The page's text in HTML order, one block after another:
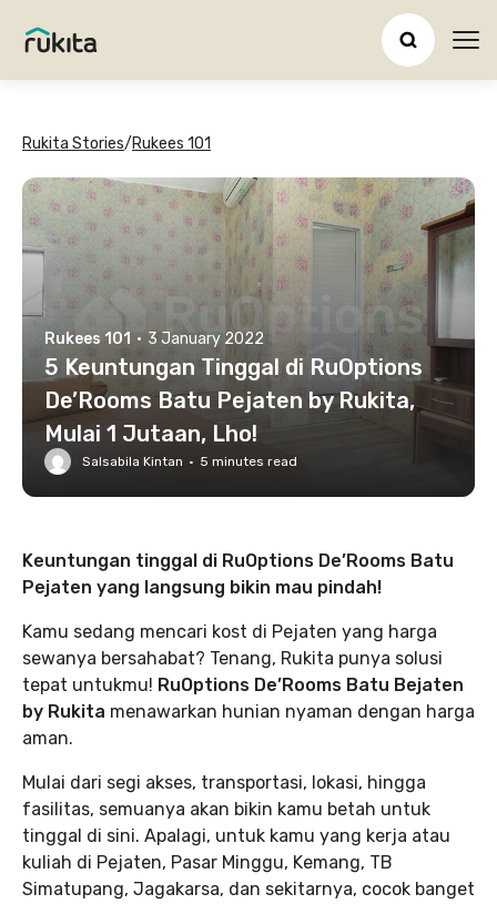
Rukita Stories/Rukees 101
Rukees 101 · 3 January 2022
5 Keuntungan Tinggal di RuOptions
De’Rooms Batu Pejaten by Rukita,
Mulai 1 Jutaan, Lho!
Salsabila Kintan · 5 minutes read
Keuntungan tinggal di RuOptions De’Rooms Batu
Pejaten yang langsung bikin mau pindah!
Kamu sedang mencari kost di Pejaten yang harga
sewanya bersahabat? Tenang, Rukita punya solusi
tepat untukmu! RuOptions De’Rooms Batu Bejaten
by Rukita menawarkan hunian nyaman dengan harga
aman.
Mulai dari segi akses, transportasi, lokasi, hingga
fasilitas, semuanya akan bikin kamu betah untuk
tinggal di sini. Apalagi, untuk kamu yang kerja atau
kuliah di Pejaten, Pasar Minggu, Kemang, TB
Simatupang, Jagakarsa, dan sekitarnya, cocok banget